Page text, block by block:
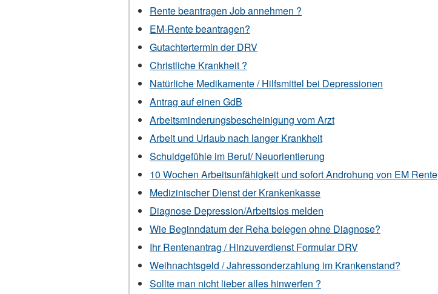
Rente beantragen Job annehmen ?
EM-Rente beantragen?
Gutachtertermin der DRV
Christliche Krankheit ?
Natürliche Medikamente / Hilfsmittel bei Depressionen
Antrag auf einen GdB
Arbeitsminderungsbescheinigung vom Arzt
Arbeit und Urlaub nach langer Krankheit
Schuldgefühle im Beruf/ Neuorientierung
10 Wochen Arbeitsunfähigkeit und sofort Androhung von EM Rente
Medizinischer Dienst der Krankenkasse
Diagnose Depression/Arbeitslos melden
Wie Beginndatum der Reha belegen ohne Diagnose?
Ihr Rentenantrag / Hinzuverdienst Formular DRV
Weihnachtsgeld / Jahressonderzahlung im Krankenstand?
Sollte man nicht lieber alles hinwerfen ?